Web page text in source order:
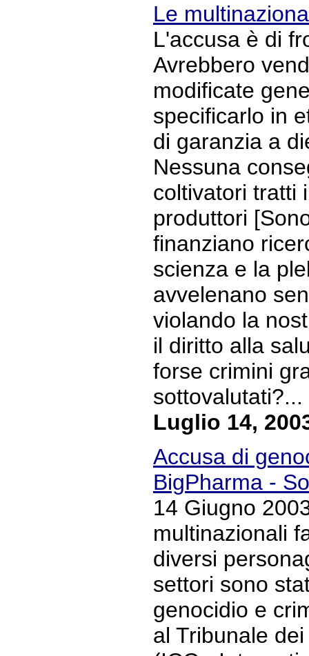
Le
L'accusa è di
Avrebbero
modificate
specificarlo in
di garanzia a
Nessuna
coltivatori tratti
produttori
finanziano
scienza e la
avvelenano
violando la
il diritto alla
forse crimini
sottovalutati?...
Luglio 14,
Accusa di
BigPharma -
14 Giugno
multinazionali
diversi
settori sono
genocidio e
al Tribunale